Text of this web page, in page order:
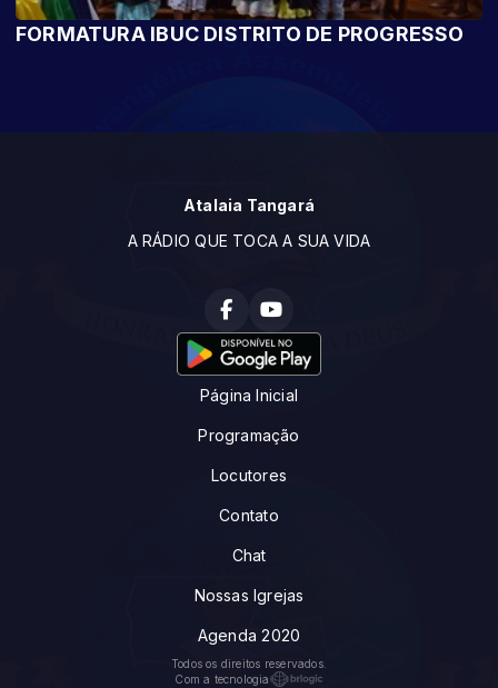
FORMATURA IBUC DISTRITO DE PROGRESSO
Atalaia Tangará
A RÁDIO QUE TOCA A SUA VIDA
Página Inicial
Programação
Locutores
Contato
Chat
Nossas Igrejas
Agenda 2020
Todos os direitos reservados.
Com a tecnologia